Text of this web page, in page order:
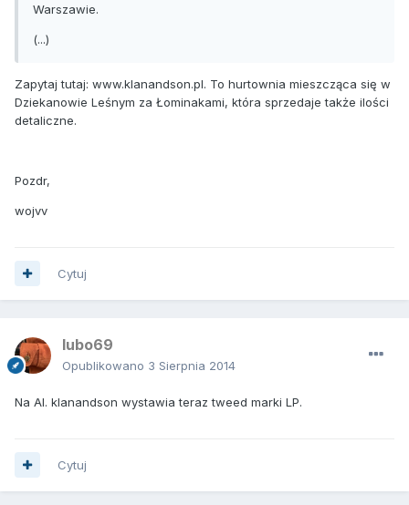
Warszawie.
(...)
Zapytaj tutaj: www.klanandson.pl. To hurtownia mieszcząca się w
Dziekanowie Leśnym za Łominakami, która sprzedaje także ilości
detaliczne.
Pozdr,
wojvv
Cytuj
lubo69
Opublikowano 3 Sierpnia 2014
Na Al. klanandson wystawia teraz tweed marki LP.
Cytuj